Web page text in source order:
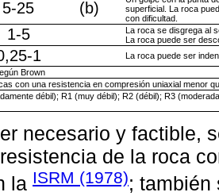
5-25 (b)
superficial. La roca
con dificultad.
1-5
La roca se disgrega al
La roca puede ser
1
La roca puede ser
Brown
con una resistencia en compresión uniaxial menor
débil); R1 (muy débil); R2 (débil); R3
necesario y factible,
de la roca
la ISRM (1978); también